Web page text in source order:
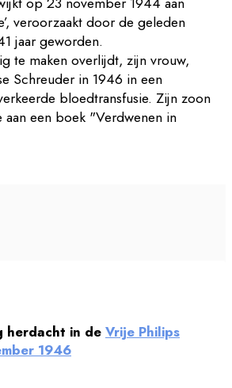
veroorzaakt door de geleden
jaar geworden.
te maken overlijdt, zijn vrouw,
Schreuder in 1946 in een
bloedtransfusie. Zijn zoon
een boek "Verdwenen in
herdacht in de Vrije Philips
1946